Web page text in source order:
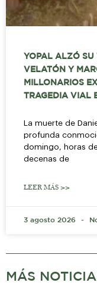
YOPAL ALZÓ
VELATÓN Y
MILLONARIOS
TRAGEDIA VIAL
La muerte de
profunda
domingo, horas
decenas de
LEER MÁS >>
3 agosto 2026
MÁS